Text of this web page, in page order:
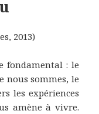
2013)
fondamental : le
nous sommes, le
les expériences
amène à vivre.